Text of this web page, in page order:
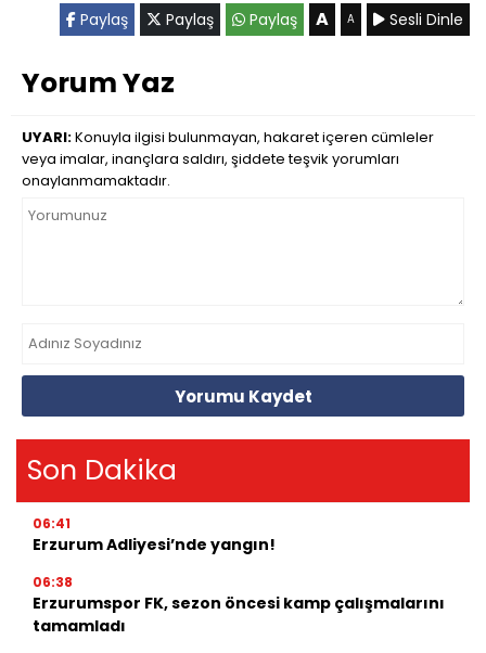
Paylaş Paylaş Paylaş A A Sesli Dinle
Yorum Yaz
UYARI:Konuyla ilgisi bulunmayan, hakaret içeren cümleler
veya imalar, inançlara saldırı, şiddete teşvik yorumları
onaylanmamaktadır.
Yorumu Kaydet
Son Dakika
06:41
Erzurum Adliyesi’nde yangın!
06:38
Erzurumspor FK, sezon öncesi kamp çalışmalarını
tamamladı